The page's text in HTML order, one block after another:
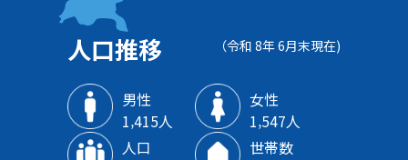
人口推移 （令和 8年 6月末現在)
男性
1‚415人
女性
1‚547人
人口
世帯数